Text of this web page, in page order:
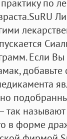
Если Вы
так
в форме